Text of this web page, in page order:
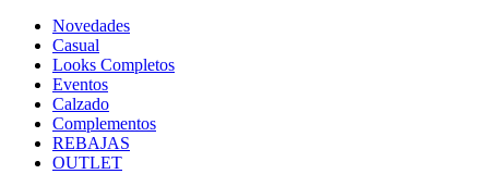
Novedades
Casual
Looks Completos
Eventos
Calzado
Complementos
REBAJAS
OUTLET